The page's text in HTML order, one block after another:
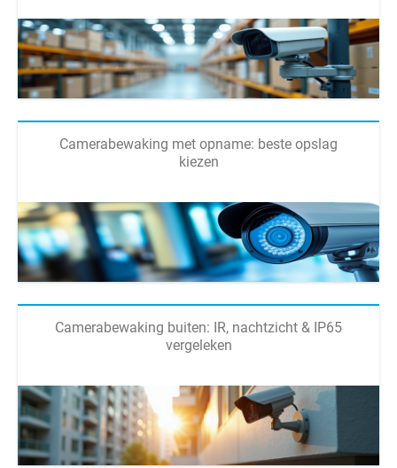
Camerabewaking met opname: beste opslag
kiezen
Camerabewaking buiten: IR, nachtzicht & IP65
vergeleken